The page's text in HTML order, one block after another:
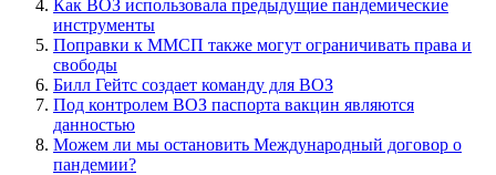
Как ВОЗ использовала предыдущие пандемические
инструменты
Поправки к ММСП также могут ограничивать права и
свободы
Билл Гейтс создает команду для ВОЗ
Под контролем ВОЗ паспорта вакцин являются
данностью
Можем ли мы остановить Международный договор о
пандемии?